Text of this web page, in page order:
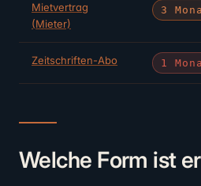
Mietvertrag
(Mieter)
3
Zeitschriften-Abo 1
Welche Form ist